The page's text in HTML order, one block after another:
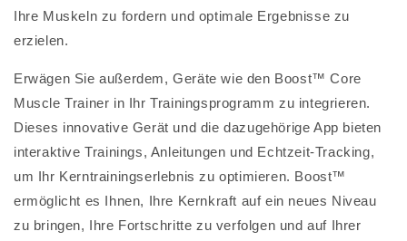
Ihre Muskeln zu fordern und optimale Ergebnisse zu
erzielen.
Erwägen Sie außerdem, Geräte wie den Boost™ Core
Muscle Trainer in Ihr Trainingsprogramm zu integrieren.
Dieses innovative Gerät und die dazugehörige App bieten
interaktive Trainings, Anleitungen und Echtzeit-Tracking,
um Ihr Kerntrainingserlebnis zu optimieren. Boost™
ermöglicht es Ihnen, Ihre Kernkraft auf ein neues Niveau
zu bringen, Ihre Fortschritte zu verfolgen und auf Ihrer